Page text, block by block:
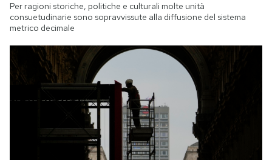
Per ragioni storiche, politiche e culturali molte unità
consuetudinarie sono sopravvissute alla diffusione del sistema
metrico decimale